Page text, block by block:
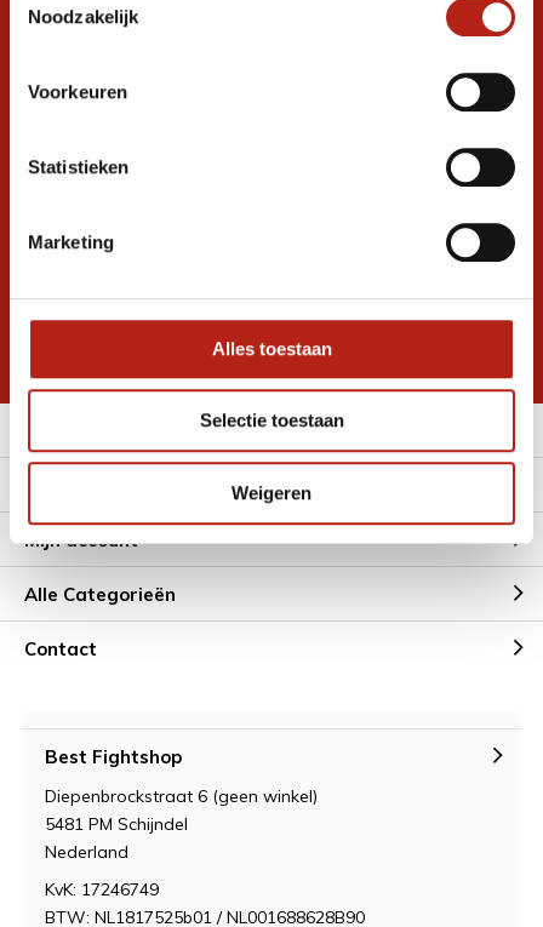
Noodzakelijk
Voorkeuren
Statistieken
Marketing
Alles toestaan
Selectie toestaan
Weigeren
Ontvang de nieuwste aanbiedingen en
promoties
Inschrijven voor
korting
* Lees hier de wettelijke beperkingen
Mijn account
Alle Categorieën
Contact
Best Fightshop
Diepenbrockstraat 6 (geen winkel)
5481 PM Schijndel
Nederland
KvK: 17246749
BTW: NL1817525b01 / NL001688628B90